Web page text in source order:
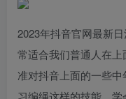
2023年抖音官网最新
常适合我们普通人在
准对抖音上面的一些
习编绳这样的技能，